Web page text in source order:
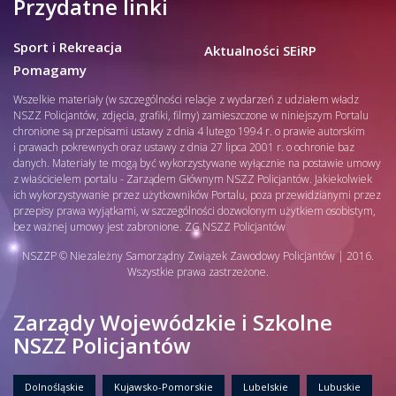
Przydatne linki
Sport i Rekreacja
Pomagamy
Aktualności SEiRP
Wszelkie materiały (w szczególności relacje z wydarzeń z udziałem władz
NSZZ Policjantów, zdjęcia, grafiki, filmy) zamieszczone w niniejszym Portalu
chronione są przepisami ustawy z dnia 4 lutego 1994 r. o prawie autorskim
i prawach pokrewnych oraz ustawy z dnia 27 lipca 2001 r. o ochronie baz
danych. Materiały te mogą być wykorzystywane wyłącznie na postawie umowy
z właścicielem portalu - Zarządem Głównym NSZZ Policjantów. Jakiekolwiek
ich wykorzystywanie przez użytkowników Portalu, poza przewidzianymi przez
przepisy prawa wyjątkami, w szczególności dozwolonym użytkiem osobistym,
bez ważnej umowy jest zabronione. ZG NSZZ Policjantów
NSZZP © Niezależny Samorządny Związek Zawodowy Policjantów | 2016.
Wszystkie prawa zastrzeżone.
Zarządy Wojewódzkie i Szkolne
NSZZ Policjantów
Dolnośląskie Kujawsko-Pomorskie Lubelskie Lubuskie